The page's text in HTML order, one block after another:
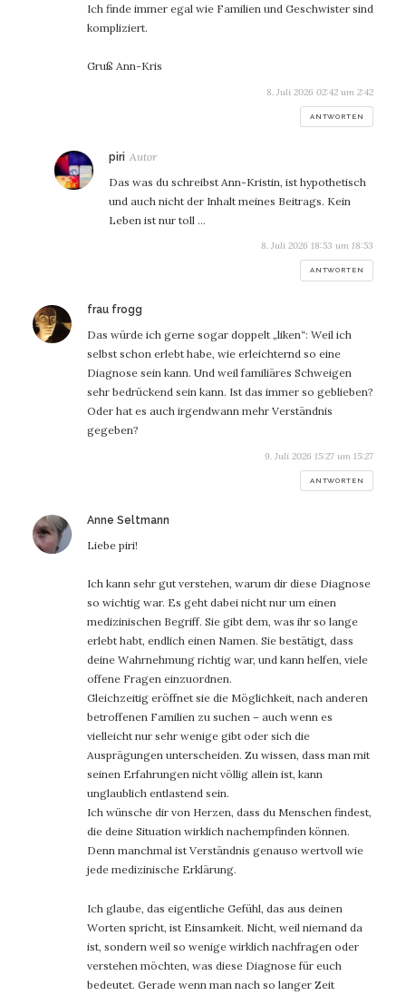
Ich finde immer egal wie Familien und Geschwister sind
kompliziert.
Gruß Ann-Kris
8. Juli 2026 02:42 um 2:42
ANTWORTEN
piri sagt:
Das was du schreibst Ann-Kristin, ist hypothetisch
und auch nicht der Inhalt meines Beitrags. Kein
Leben ist nur toll …
8. Juli 2026 18:53 um 18:53
ANTWORTEN
frau frogg
Das würde ich gerne sogar doppelt „liken“: Weil ich
selbst schon erlebt habe, wie erleichternd so eine
Diagnose sein kann. Und weil familiäres Schweigen
sehr bedrückend sein kann. Ist das immer so geblieben?
Oder hat es auch irgendwann mehr Verständnis
gegeben?
9. Juli 2026 15:27 um 15:27
ANTWORTEN
Anne Seltmann
Liebe piri!
Ich kann sehr gut verstehen, warum dir diese Diagnose
so wichtig war. Es geht dabei nicht nur um einen
medizinischen Begriff. Sie gibt dem, was ihr so lange
erlebt habt, endlich einen Namen. Sie bestätigt, dass
deine Wahrnehmung richtig war, und kann helfen, viele
offene Fragen einzuordnen.
Gleichzeitig eröffnet sie die Möglichkeit, nach anderen
betroffenen Familien zu suchen – auch wenn es
vielleicht nur sehr wenige gibt oder sich die
Ausprägungen unterscheiden. Zu wissen, dass man mit
seinen Erfahrungen nicht völlig allein ist, kann
unglaublich entlastend sein.
Ich wünsche dir von Herzen, dass du Menschen findest,
die deine Situation wirklich nachempfinden können.
Denn manchmal ist Verständnis genauso wertvoll wie
jede medizinische Erklärung.
Ich glaube, das eigentliche Gefühl, das aus deinen
Worten spricht, ist Einsamkeit. Nicht, weil niemand da
ist, sondern weil so wenige wirklich nachfragen oder
verstehen möchten, was diese Diagnose für euch
bedeutet. Gerade wenn man nach so langer Zeit